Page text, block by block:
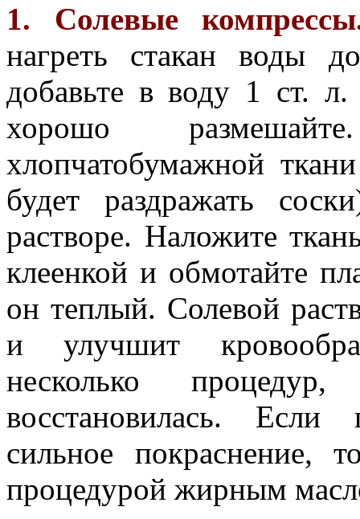
1. Солевые
нагреть стакан воды
добавьте в воду 1 ст.
хорошо
хлопчатобумажной
будет раздражать
растворе. Наложите
клеенкой и обмотайте
он теплый. Солевой
и улучшит
несколько
восстановилась. Если
сильное покраснение,
процедурой жирным